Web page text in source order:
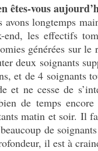
êtes-vous
avons longtemps
end, les effectifs
générées sur
deux soignants
et de 4 soignants
et ne cesse de
de temps
matin et soir. Il
de
il est à